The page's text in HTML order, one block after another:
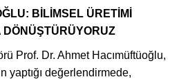
BİLİMSEL ÜRETİMİ
Prof. Dr. Ahmet Hacımüftüoğlu,
yaptığı değerlendirmede,